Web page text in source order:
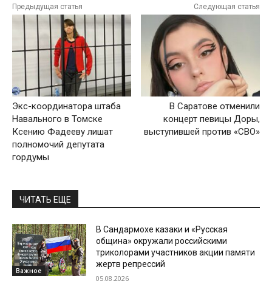
Предыдущая статья
Экс-координатора штаба
Навального в Томске
Ксению Фадееву лишат
полномочий депутата
гордумы
Следующая статья
В Саратове отменили
концерт певицы Доры,
выступившей против «СВО»
ЧИТАТЬ ЕЩЕ
Важное
В Сандармохе казаки и «Русская
община» окружали российскими
триколорами участников акции памяти
жертв репрессий
05.08.2026